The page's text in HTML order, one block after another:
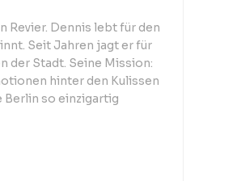
Revier. Dennis lebt für den
Seit Jahren jagt er für
der Stadt. Seine Mission:
hinter den Kulissen
Berlin so einzigartig